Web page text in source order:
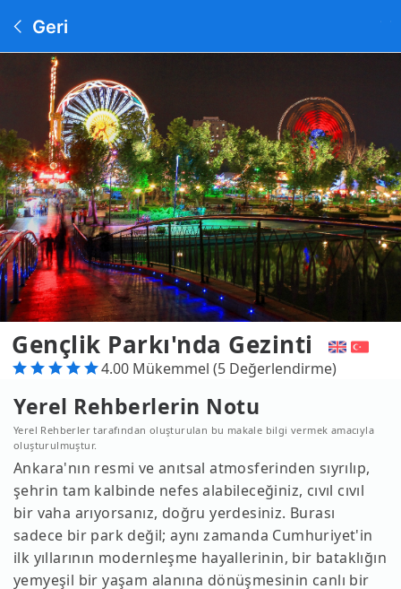
Geri
Gençlik Parkı'nda Gezinti
4.00 Mükemmel (5 Değerlendirme)
Yerel Rehberlerin Notu
Yerel Rehberler tarafından oluşturulan bu makale bilgi vermek amacıyla
oluşturulmuştur.
Ankara'nın resmi ve anıtsal atmosferinden sıyrılıp,
şehrin tam kalbinde nefes alabileceğiniz, cıvıl cıvıl
bir vaha arıyorsanız, doğru yerdesiniz. Burası
sadece bir park değil; aynı zamanda Cumhuriyet'in
ilk yıllarının modernleşme hayallerinin, bir bataklığın
yemyeşil bir yaşam alanına dönüşmesinin canlı bir